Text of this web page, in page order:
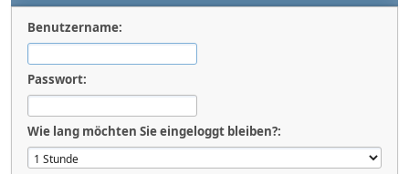
Benutzername:
Passwort:
Wie lang möchten Sie eingeloggt bleiben?: